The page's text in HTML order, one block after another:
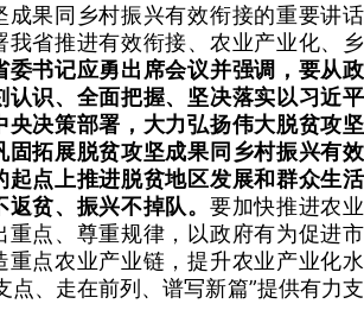
成果同乡村振兴有效衔接的重要讲话
我省推进有效衔接、农业产业化、乡
委书记应勇出席会议并强调，要从政
认识、全面把握、坚决落实以习近平
央决策部署，大力弘扬伟大脱贫攻坚
固拓展脱贫攻坚成果同乡村振兴有效
起点上推进脱贫地区发展和群众生活
贫、振兴不掉队。 要加快推进农业
重点、尊重规律，以政府有为促进市
重点农业产业链，提升农业产业化水
点、走在前列、谱写新篇”提供有力支